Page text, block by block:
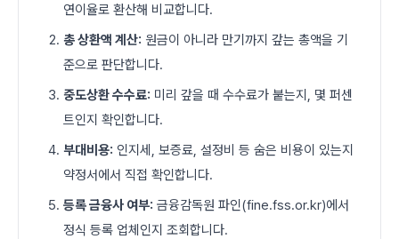
연이율로 환산해 비교합니다.
총 상환액 계산: 원금이 아니라 만기까지 갚는 총액을 기
준으로 판단합니다.
중도상환 수수료: 미리 갚을 때 수수료가 붙는지, 몇 퍼센
트인지 확인합니다.
부대비용: 인지세, 보증료, 설정비 등 숨은 비용이 있는지
약정서에서 직접 확인합니다.
등록 금융사 여부: 금융감독원 파인(fine.fss.or.kr)에서
정식 등록 업체인지 조회합니다.